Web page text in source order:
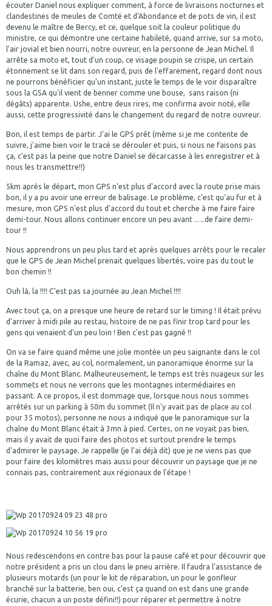
écouter Daniel nous expliquer comment, à force de livraisons nocturnes et
clandestines de meules de Comté et d'Abondance et de pots de vin, il est
devenu le maître de Bercy, et ce, quelque soit la couleur politique du
ministre, ce qui démontre une certaine habileté, quand arrive, sur sa moto,
l'air jovial et bien nourri, notre ouvreur, en la personne de Jean Michel. Il
arrête sa moto et, tout d'un coup, ce visage poupin se crispe, un certain
étonnement se lit dans son regard, puis de l'effarement, regard dont nous
ne pourrons bénéficier qu'un instant, juste le temps de le voir disparaître
sous la GSA qu'il vient de benner comme une bouse, sans raison (ni
dégâts) apparente. Ushe, entre deux rires, me confirma avoir noté, elle
aussi, cette progressivité dans le changement du regard de notre ouvreur.
Bon, il est temps de partir. J'ai le GPS prêt (même si je me contente de
suivre, j'aime bien voir le tracé se dérouler et puis, si nous ne faisons pas
ça, c'est pas la peine que notre Daniel se décarcasse à les enregistrer et à
nous les transmettre!!)
5km après le départ, mon GPS n'est plus d'accord avec la route prise mais
bon, il y a pu avoir une erreur de balisage. Le problème, c'est qu'au fur et à
mesure, mon GPS n'est plus d'accord du tout et cherche à me faire faire
demi-tour. Nous allons continuer encore un peu avant …..de faire demi-
tour !!
Nous apprendrons un peu plus tard et après quelques arrêts pour le recaler
que le GPS de Jean Michel prenait quelques libertés, voire pas du tout le
bon chemin !!
Ouh là, la !!!! C'est pas sa journée au Jean Michel !!!!
Avec tout ça, on a presque une heure de retard sur le timing ! Il était prévu
d'arriver à midi pile au restau, histoire de ne pas finir trop tard pour les
gens qui venaient d'un peu loin ! Ben c'est pas gagné !!
On va se faire quand même une jolie montée un peu saignante dans le col
de la Ramaz, avec, au col, normalement, un panoramique énorme sur la
chaîne du Mont Blanc. Malheureusement, le temps est très nuageux sur les
sommets et nous ne verrons que les montagnes intermédiaires en
passant. A ce propos, il est dommage que, lorsque nous nous sommes
arrêtés sur un parking à 50m du sommet (Il n'y avait pas de place au col
pour 35 motos), personne ne nous a indiqué que le panoramique sur la
chaîne du Mont Blanc était à 3mn à pied. Certes, on ne voyait pas bien,
mais il y avait de quoi faire des photos et surtout prendre le temps
d'admirer le paysage. Je rappelle (je l'ai déjà dit) que je ne viens pas que
pour faire des kilomètres mais aussi pour découvrir un paysage que je ne
connais pas, contrairement aux régionaux de l'étape !
Nous redescendons en contre bas pour la pause café et pour découvrir que
notre président a pris un clou dans le pneu arrière. Il faudra l'assistance de
plusieurs motards (un pour le kit de réparation, un pour le gonfleur
branché sur la batterie, ben oui, c'est ça quand on est dans une grande
écurie, chacun a un poste défini!!) pour réparer et permettre à notre